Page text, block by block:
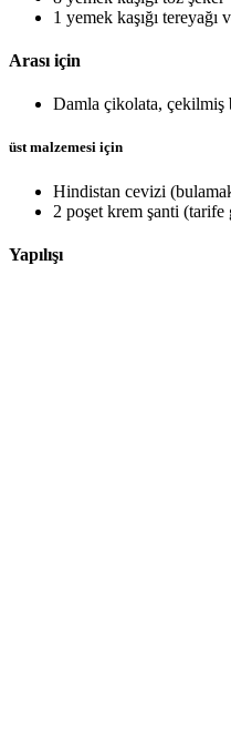
1 yemek kaşığı tereyağı
Arası için
Damla çikolata, çekilmiş
üst malzemesi için
Hindistan cevizi
2 poşet krem şanti (tarife
Yapılışı